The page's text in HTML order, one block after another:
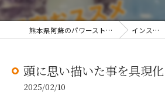
熊本県阿蘇のパワーストーンなら奇跡を呼ぶ店 インスタグラム
頭に思い描いた事を具現
2025/02/10